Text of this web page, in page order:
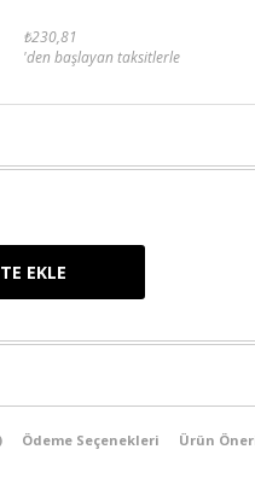
₺230,81
'den başlayan taksitlerle
Ödeme Seçenekleri Ürün